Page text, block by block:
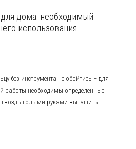
дома: необходимый
использования
без инструмента не обойтись – для
необходимы определенные
гвоздь голыми руками вытащить